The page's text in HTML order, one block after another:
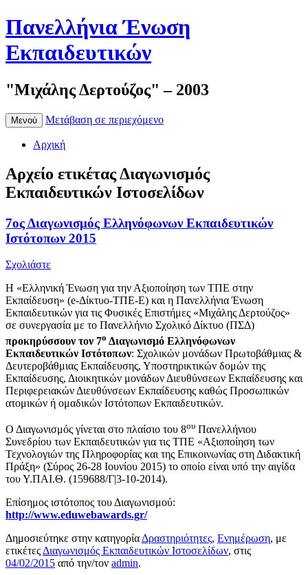
Πανελλήνια Ένωση
Εκπαιδευτικών
"Μιχάλης Δερτούζος" – 2003
Μενού Μετάβαση σε περιεχόμενο
Αρχική
Αρχείο ετικέταςΔιαγωνισμός
Εκπαιδευτικών Ιστοσελίδων
7ος Διαγωνισμός Ελληνόφωνων Εκπαιδευτικών
Ιστότοπων 2015
Σχολιάστε
Η «Ελληνική Ένωση για την Αξιοποίηση των ΤΠΕ στην
Εκπαίδευση» (e-Δίκτυο-ΤΠΕ-Ε) και η Πανελλήνια Ένωση
Εκπαιδευτικών για τις Φυσικές Επιστήμες «Μιχάλης Δερτούζος»
σε συνεργασία με το Πανελλήνιο Σχολικό Δίκτυο (ΠΣΔ)
προκηρύσσουν τον 7ο Διαγωνισμό Ελληνόφωνων
Εκπαιδευτικών Ιστότοπων: Σχολικών μονάδων Πρωτοβάθμιας &
Δευτεροβάθμιας Εκπαίδευσης, Υποστηρικτικών δομών της
Εκπαίδευσης, Διοικητικών μονάδων Διευθύνσεων Εκπαίδευσης και
Περιφερειακών Διευθύνσεων Εκπαίδευσης καθώς Προσωπικών
ατομικών ή ομαδικών Ιστότοπων Εκπαιδευτικών.
Ο Διαγωνισμός γίνεται στο πλαίσιο του 8ου Πανελλήνιου
Συνεδρίου των Εκπαιδευτικών για τις ΤΠΕ «Αξιοποίηση των
Τεχνολογιών της Πληροφορίας και της Επικοινωνίας στη Διδακτική
Πράξη» (Σύρος 26-28 Ιουνίου 2015) το οποίο είναι υπό την αιγίδα
του Υ.ΠΑΙ.Θ. (159688/Γ|3-10-2014).
Επίσημος ιστότοπος του Διαγωνισμού:
http://www.eduwebawards.gr/
Δημοσιεύτηκε στην κατηγορία Δραστηριότητες, Ενημέρωση, με
ετικέτες Διαγωνισμός Εκπαιδευτικών Ιστοσελίδων, στις
04/02/2015 από την/τον admin.